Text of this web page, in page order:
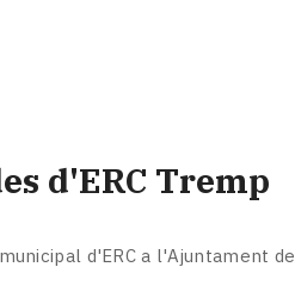
d'ERC Tremp
d'ERC a l'Ajuntament de